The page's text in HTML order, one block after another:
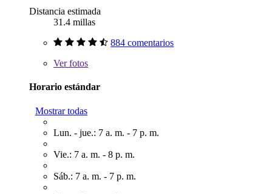
Distancia estimada
31.4 millas
884 comentarios
Verfotos
Horario estándar
Mostrar todas
Lun. - jue.: 7 a. m. - 7 p. m.
Vie.: 7 a. m. - 8 p. m.
Sáb.: 7 a. m. - 7 p. m.